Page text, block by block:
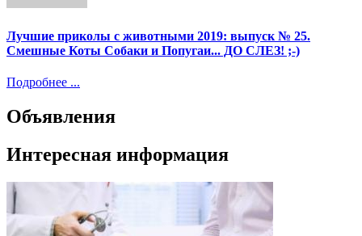
Лучшие приколы с животными 2019: выпуск № 25.
Смешные Коты Собаки и Попугаи... ДО СЛЕЗ! ;-)
Подробнее ...
Объявления
Интересная информация